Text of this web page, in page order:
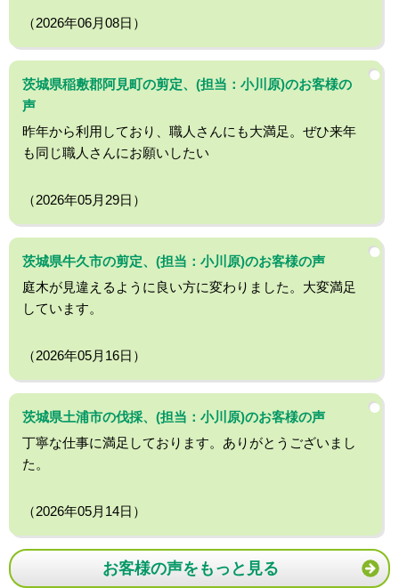
（2026年06月08日）
茨城県稲敷郡阿見町の剪定、(担当：小川原)のお客様の
声
昨年から利用しており、職人さんにも大満足。ぜひ来年
も同じ職人さんにお願いしたい
（2026年05月29日）
茨城県牛久市の剪定、(担当：小川原)のお客様の声
庭木が見違えるように良い方に変わりました。大変満足
しています。
（2026年05月16日）
茨城県土浦市の伐採、(担当：小川原)のお客様の声
丁寧な仕事に満足しております。ありがとうございまし
た。
（2026年05月14日）
お客様の声をもっと見る